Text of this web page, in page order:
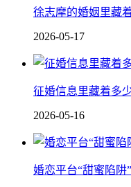
徐志摩的婚姻里藏
2026-05-17
征婚信息里藏着多
2026-05-16
婚恋平台“甜蜜陷阱